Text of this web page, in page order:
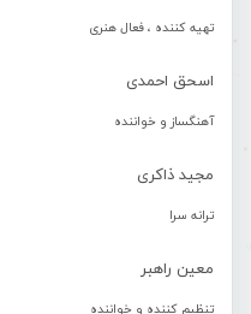
تهیه کننده ، فعال هنری
اسحق احمدی
آهنگساز و خواننده
مجید ذاکری
ترانه سرا
معین راهبر
تنظیم کننده و خواننده